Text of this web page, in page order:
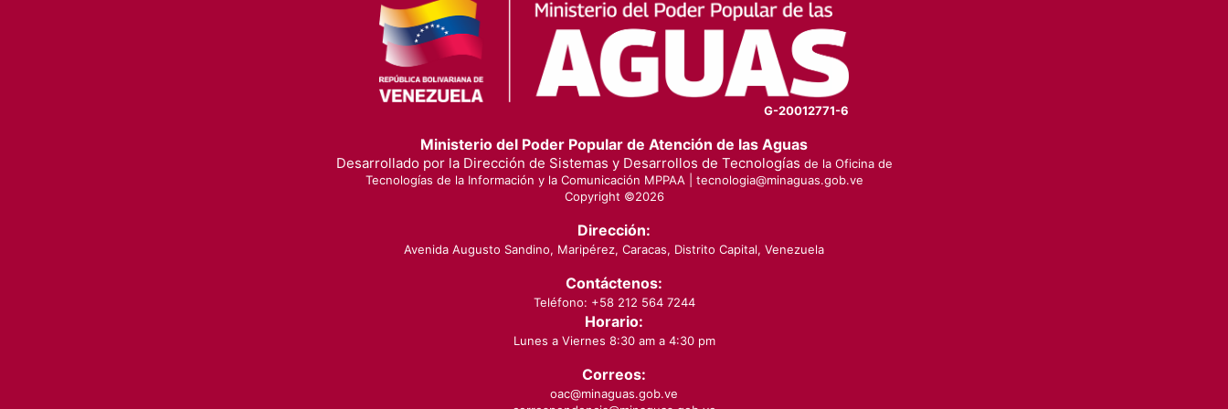
G-20012771-6
Ministerio del Poder Popular de Atención de las Aguas
Desarrollado por la Dirección de Sistemas y Desarrollos de Tecnologías de la Oficina de
Tecnologías de la Información y la Comunicación MPPAA | tecnologia@minaguas.gob.ve
Copyright ©2026
Dirección:
Avenida Augusto Sandino, Maripérez, Caracas, Distrito Capital, Venezuela
Contáctenos:
Teléfono: +58 212 564 7244
Horario:
Lunes a Viernes 8:30 am a 4:30 pm
Correos:
oac@minaguas.gob.ve